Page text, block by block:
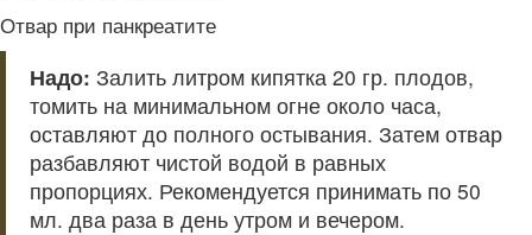
Отвар при панкреатите
Надо: Залить литром кипятка 20 гр. плодов,
томить на минимальном огне около часа,
оставляют до полного остывания. Затем отвар
разбавляют чистой водой в равных
пропорциях. Рекомендуется принимать по 50
мл. два раза в день утром и вечером.